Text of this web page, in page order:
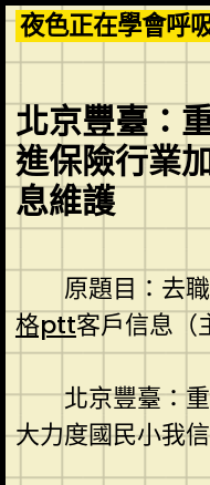
Skip
to
content
夜色正在學會呼
北京豐臺：
進保險行業
息維護
原題目：去
格ptt客戶信息（
北京豐臺：
大力度國民小我